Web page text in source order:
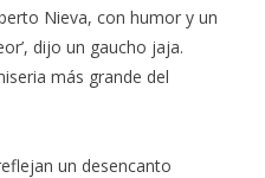
Nieva, con humor y un
dijo un gaucho jaja.
más grande del
un desencanto